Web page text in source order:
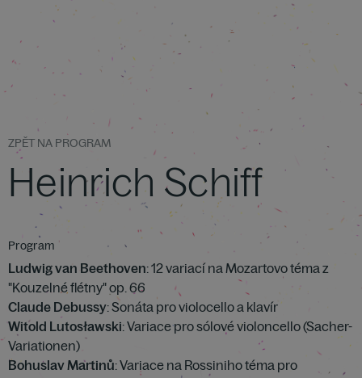
ZPĚT NA PROGRAM
Heinrich Schiff
Program
Ludwig van Beethoven: 12 variací na Mozartovo téma z
"Kouzelné flétny" op. 66
Claude Debussy: Sonáta pro violocello a klavír
Witold Lutosławski: Variace pro sólové violoncello (Sacher-
Variationen)
Bohuslav Martinů: Variace na Rossiniho téma pro